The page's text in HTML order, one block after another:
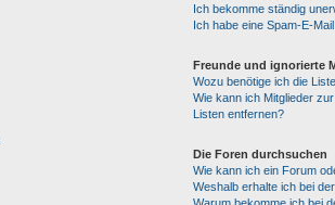
Ich bekomme ständig
Ich habe eine Spam-E-
Freunde und ignorierte
Wozu benötige ich die
Wie kann ich Mitglieder
Listen entfernen?
Die Foren durchsuchen
Wie kann ich ein Forum
Weshalb erhalte ich bei